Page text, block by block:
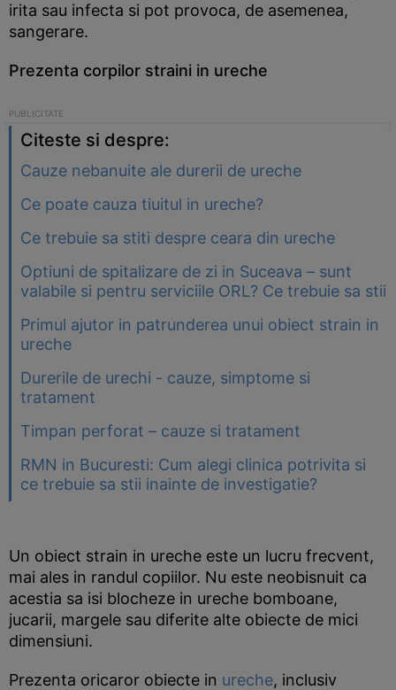
irita sau infecta si pot provoca, de asemenea,
sangerare.
Prezenta corpilor straini in ureche
Citeste si despre:
Cauze nebanuite ale durerii de ureche
Ce poate cauza tiuitul in ureche?
Ce trebuie sa stiti despre ceara din ureche
Optiuni de spitalizare de zi in Suceava – sunt
valabile si pentru serviciile ORL? Ce trebuie sa stii
Primul ajutor in patrunderea unui obiect strain in
ureche
Durerile de urechi - cauze, simptome si
tratament
Timpan perforat – cauze si tratament
RMN in Bucuresti: Cum alegi clinica potrivita si
ce trebuie sa stii inainte de investigatie?
Un obiect strain in ureche este un lucru frecvent,
mai ales in randul copiilor. Nu este neobisnuit ca
acestia sa isi blocheze in ureche bomboane,
jucarii, margele sau diferite alte obiecte de mici
dimensiuni.
Prezenta oricaror obiecte in ureche, inclusiv